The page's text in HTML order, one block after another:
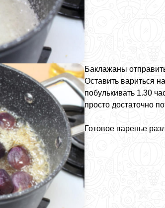
Баклажаны
Оставить вариться
побулькивать 1.30
просто достаточно
Готовое варенье